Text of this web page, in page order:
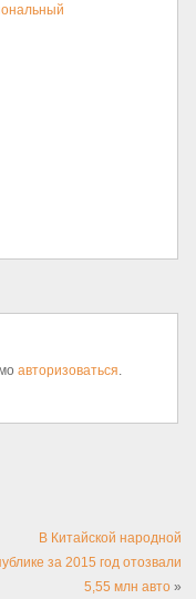
авторизоваться
В Китайской народной
за 2015 год отозвали
5,55 млн авто»